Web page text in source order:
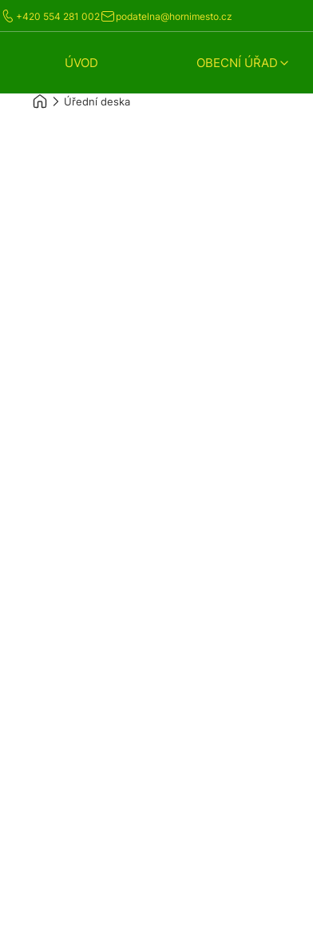
+420 554 281 002 podatelna@hornimesto.cz
ÚVOD OBECNÍ ÚŘAD
Úřední deska